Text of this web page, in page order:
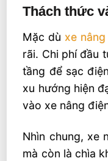
Thách thức
Mặc dù xe
rãi. Chi phí đầu
tầng để sạc
xu hướng hiện
vào xe nâng
Nhìn chung, xe
mà còn là chìa